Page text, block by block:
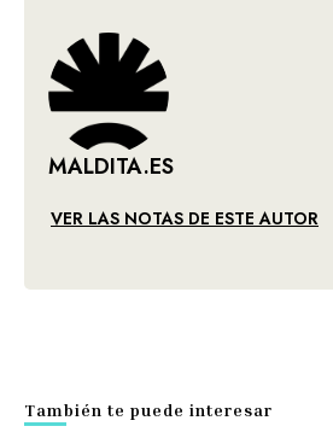
MALDITA.ES
VER LAS NOTAS DE ESTE AUTOR
También te puede interesar